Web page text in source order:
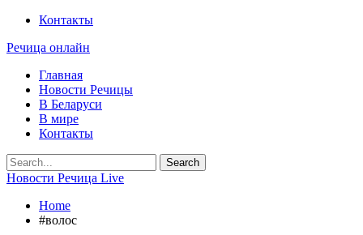
Контакты
Речица онлайн
Главная
Новости Речицы
В Беларуси
В мире
Контакты
Новости Речица Live
Home
#волос